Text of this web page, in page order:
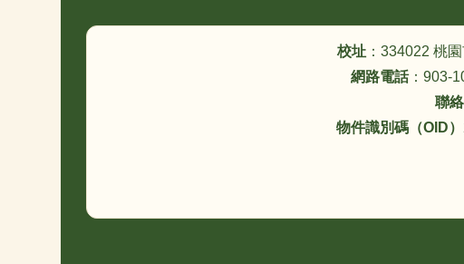
校址 ：334022 桃
網路電話：903-
聯
物件識別碼（OID）